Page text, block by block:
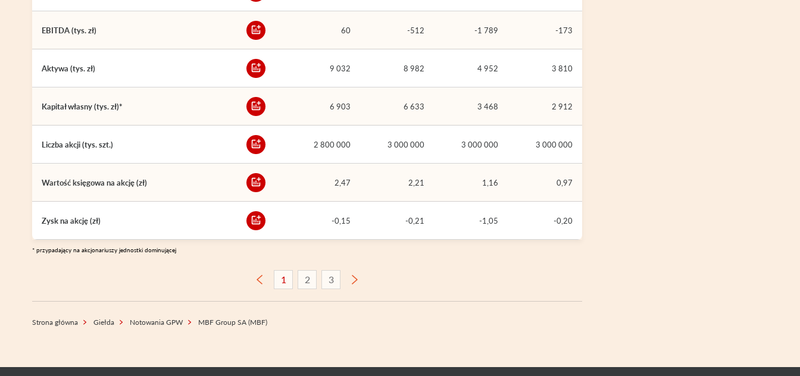
EBITDA (tys. zł) 60 -512 -1 789 -173
Aktywa (tys. zł) 9 032 8 982 4 952 3 810
Kapitał własny (tys. zł)* 6 903 6 633 3 468 2 912
Liczba akcji (tys. szt.) 2 800 000 3 000 000 3 000 000 3 000 000
Wartość księgowa na akcję (zł) 2,47 2,21 1,16 0,97
Zysk na akcję (zł) -0,15 -0,21 -1,05 -0,20
* przypadający na akcjonariuszy jednostki dominującej
1 2 3
Strona główna Giełda Notowania GPW MBF Group SA (MBF)